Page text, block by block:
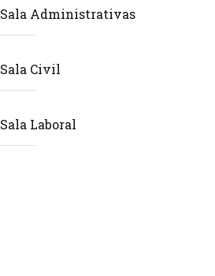
Sala Administrativas
Sala Civil
Sala Laboral